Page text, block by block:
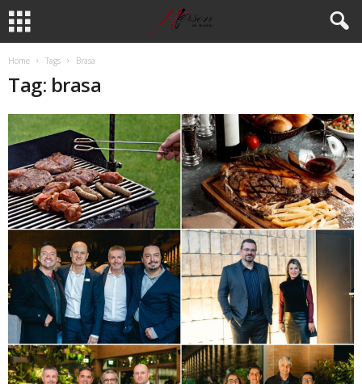
Home Tags Brasa
Tag: brasa